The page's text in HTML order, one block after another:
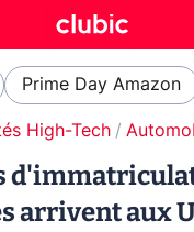
Prime Day Amazon
High-Tech
arrivent aux